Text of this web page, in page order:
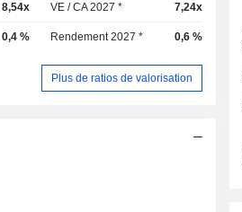
8,54x VE / CA 2027 * 7,24x
0,4 % Rendement 2027 * 0,6 %
Plus de ratios de valorisation